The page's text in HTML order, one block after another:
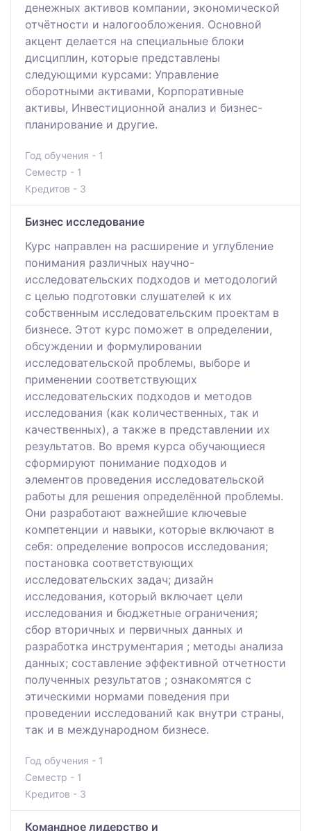
денежных активов компании, экономической
отчётности и налогообложения. Основной
акцент делается на специальные блоки
дисциплин, которые представлены
следующими курсами: Управление
оборотными активами, Корпоративные
активы, Инвестиционной анализ и бизнес-
планирование и другие.
Год обучения - 1
Семестр - 1
Кредитов - 3
Бизнес исследование
Курс направлен на расширение и углубление
понимания различных научно-
исследовательских подходов и методологий
с целью подготовки слушателей к их
собственным исследовательским проектам в
бизнесе. Этот курс поможет в определении,
обсуждении и формулировании
исследовательской проблемы, выборе и
применении соответствующих
исследовательских подходов и методов
исследования (как количественных, так и
качественных), а также в представлении их
результатов. Во время курса обучающиеся
сформируют понимание подходов и
элементов проведения исследовательской
работы для решения определённой проблемы.
Они разработают важнейшие ключевые
компетенции и навыки, которые включают в
себя: определение вопросов исследования;
постановка соответствующих
исследовательских задач; дизайн
исследования, который включает цели
исследования и бюджетные ограничения;
сбор вторичных и первичных данных и
разработка инструментария ; методы анализа
данных; составление эффективной отчетности
полученных результатов ; ознакомятся с
этическими нормами поведения при
проведении исследований как внутри страны,
так и в международном бизнесе.
Год обучения - 1
Семестр - 1
Кредитов - 3
Командное лидерство и